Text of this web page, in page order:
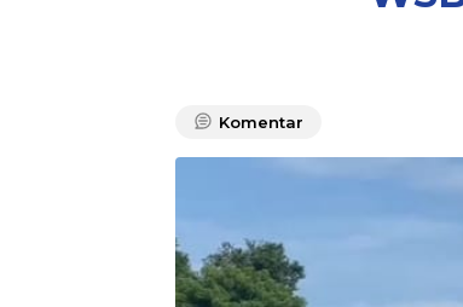
Komentar